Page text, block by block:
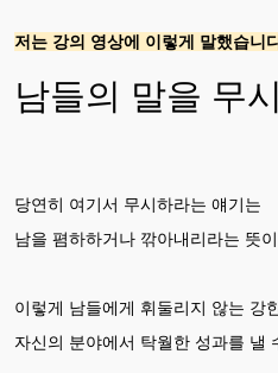
저는 강의 영상에 이렇게 말했습니
남들의 말을 무
당연히 여기서 무시하라는 얘기는
남을 폄하하거나 깎아내리라는 뜻
이렇게 남들에게 휘둘리지 않는 강
자신의 분야에서 탁월한 성과를 낼